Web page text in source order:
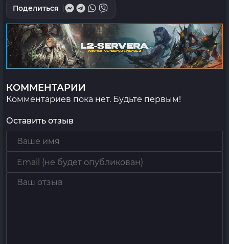
Поделиться
КОММЕНТАРИИ
Комментариев пока нет. Будьте первым!
Оставить отзыв